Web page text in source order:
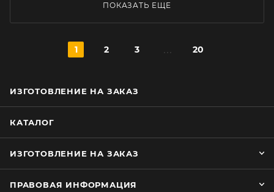
ПОКАЗАТЬ ЕЩЕ
1 2 3 20
ИЗГОТОВЛЕНИЕ НА ЗАКАЗ
КАТАЛОГ
ИЗГОТОВЛЕНИЕ НА ЗАКАЗ
ПРАВОВАЯ ИНФОРМАЦИЯ